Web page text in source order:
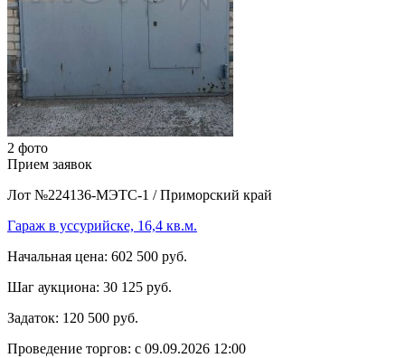
2 фото
Прием заявок
Лот №224136-МЭТС-1 / Приморский край
Гараж в уссурийске, 16,4 кв.м.
Начальная цена: 602 500 руб.
Шаг аукциона: 30 125 руб.
Задаток: 120 500 руб.
Проведение торгов: с 09.09.2026 12:00